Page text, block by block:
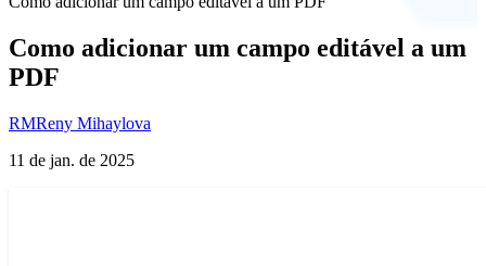
Como adicionar um campo editável a um
PDF
RMReny Mihaylova
11 de jan. de 2025